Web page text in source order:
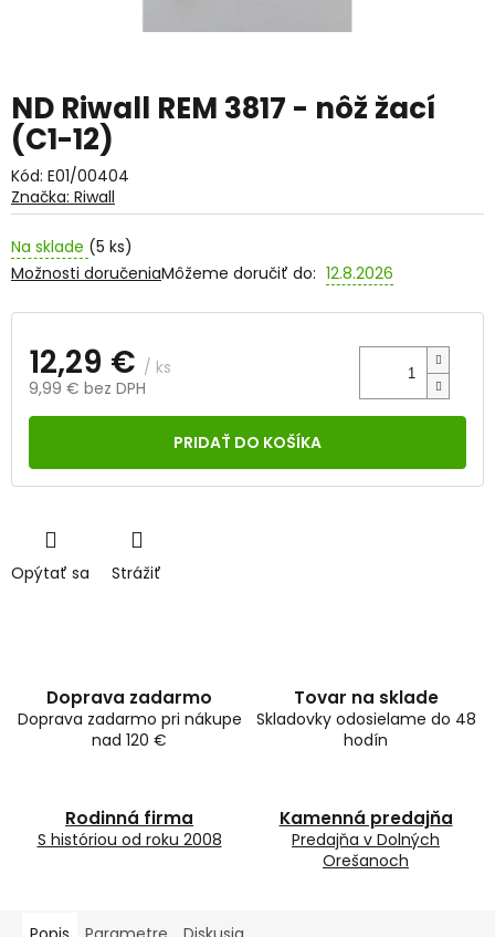
ND Riwall REM 3817 - nôž žací
(C1-12)
Kód: E01/00404
Na sklade (5 ks)
Môžeme doručiť do: 12.8.2026
Možnosti doručenia
12,29 € / ks
9,99 € bez DPH
Jednotková
PRIDAŤ DO KOŠÍKA
Opýtať sa Strážiť
Značka: Riwall
Doprava zadarmo
Doprava zadarmo pri nákupe
nad 120 €
Tovar na sklade
Skladovky odosielame do 48
hodín
Rodinná firma
S históriou od roku 2008
Kamenná predajňa
Predajňa v Dolných
Orešanoch